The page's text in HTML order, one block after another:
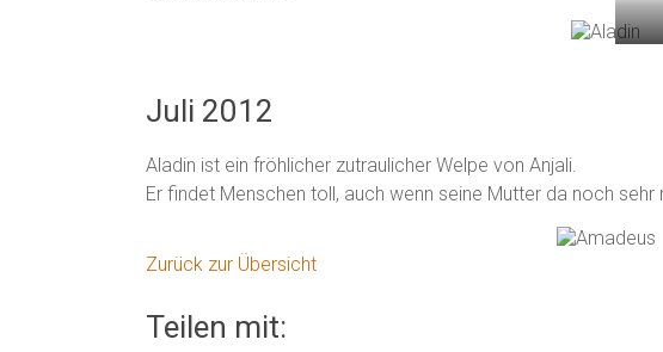
Juli 2012
Aladin ist ein fröhlicher zutraulicher Welpe von Anjali.
Er findet Menschen toll, auch wenn seine Mutter da noch sehr
Zurück zur Übersicht
Teilen mit: